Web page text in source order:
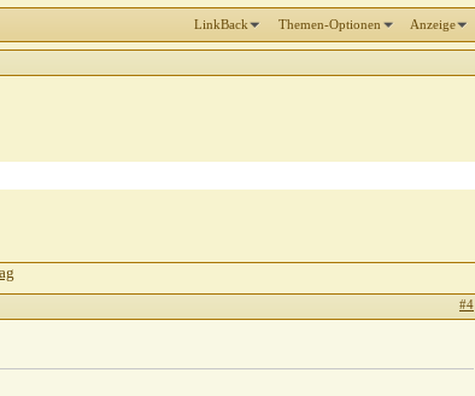
LinkBack Themen-Optionen Anzeige
#4